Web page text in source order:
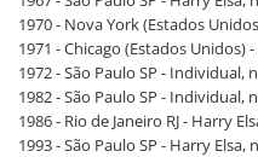
1970 - Nova York (Estados
1971 - Chicago (Estados
1972 - São Paulo SP - Individual,
1982 - São Paulo SP - Individual,
1986 - Rio de Janeiro RJ - Harry
1993 - São Paulo SP - Harry Elsa,